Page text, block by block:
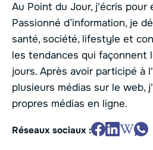
Au Point du Jour, j'écris pour
Passionné d’information, je
santé, société, lifestyle et
les tendances qui façonnent
jours. Après avoir participé à
plusieurs médias sur le web,
propres médias en ligne.
Réseaux sociaux :